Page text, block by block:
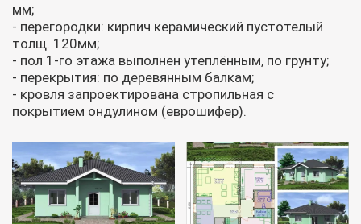
мм;
- перегородки: кирпич керамический пустотелый
толщ. 120мм;
- пол 1-го этажа выполнен утеплённым, по грунту;
- перекрытия: по деревянным балкам;
- кровля запроектирована стропильная с
покрытием ондулином (еврошифер).